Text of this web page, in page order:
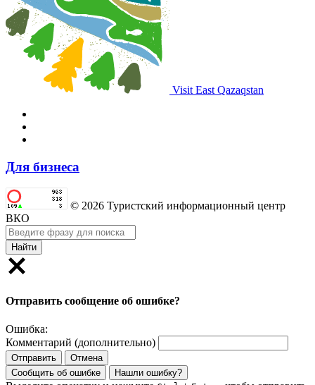
Visit East Qazaqstan
Для бизнеса
© 2026 Туристский информационный центр
ВКО
Найти
Отправить сообщение об ошибке?
Ошибка:
Комментарий (дополнительно)
Отправить
Отмена
Сообщить об ошибке
Нашли ошибку?